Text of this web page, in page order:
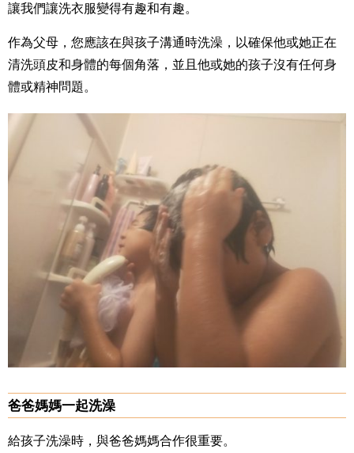
讓我們讓洗衣服變得有趣和有趣。
作為父母，您應該在與孩子溝通時洗澡，以確保他或她正在
清洗頭皮和身體的每個角落，並且他或她的孩子沒有任何身
體或精神問題。
爸爸媽媽一起洗澡
給孩子洗澡時，與爸爸媽媽合作很重要。